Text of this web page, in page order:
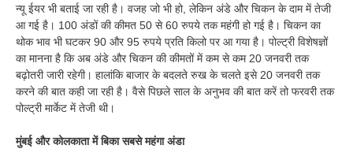
न्यू ईयर भी बताई जा रही है। वजह जो भी हो, लेकिन अंडे और चिकन के दाम में तेजी
आ गई है। 100 अंडों की कीमत 50 से 60 रुपये तक महंगी हो गई है। चिकन का
थोक भाव भी घटकर 90 और 95 रुपये प्रति किलो पर आ गया है। पोल्ट्री विशेषज्ञों
का मानना है कि अब अंडे और चिकन की कीमतों में कम से कम 20 जनवरी तक
बढ़ोतरी जारी रहेगी। हालांकि बाजार के बदलते रुख के चलते इसे 20 जनवरी तक
करने की बात कही जा रही है। वैसे पिछले साल के अनुभव की बात करें तो फरवरी तक
पोल्ट्री मार्केट में तेजी थी।
मुंबई और कोलकाता में बिका सबसे महंगा अंडा